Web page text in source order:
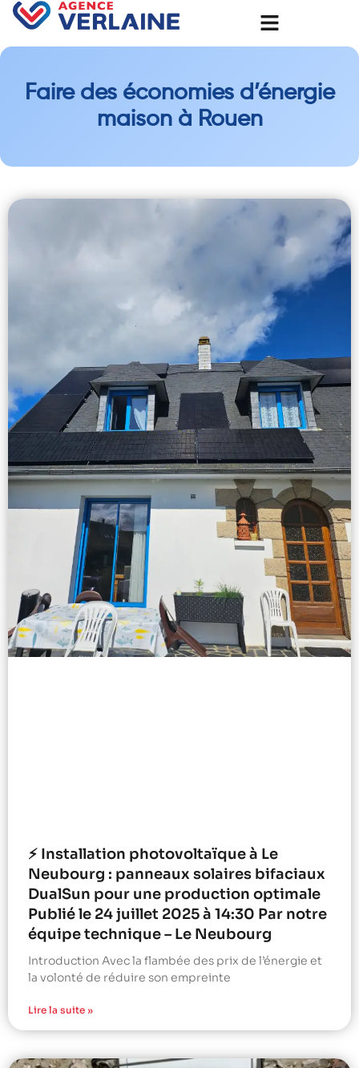
Faire des économies d’énergie
maison à Rouen
⚡ Installation photovoltaïque à Le
Neubourg : panneaux solaires bifaciaux
DualSun pour une production optimale
Publié le 24 juillet 2025 à 14:30 Par notre
équipe technique – Le Neubourg
Introduction Avec la flambée des prix de l’énergie et
la volonté de réduire son empreinte
Lire la suite »